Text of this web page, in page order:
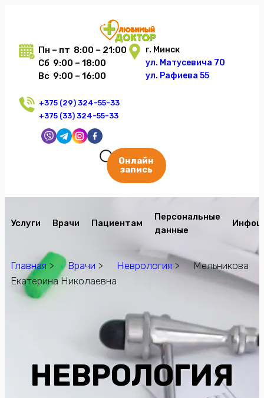
Пн – пт 8:00 – 21:00
Сб 9:00 – 18:00
Вс 9:00 – 16:00
г. Минск
ул. Матусевича 70
ул. Рафиева 55
+375 (29) 324-55-33
+375 (33) 324-55-33
Онлайн
запись
Услуги Врачи Пациентам
Персональные
данные
Главная >Врачи > Неврология > Мельникова
Екатерина Николаевна
НЕВРОЛОГИЯ